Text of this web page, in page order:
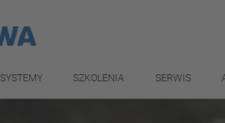
SYSTEMY SZKOLENIA SERWIS